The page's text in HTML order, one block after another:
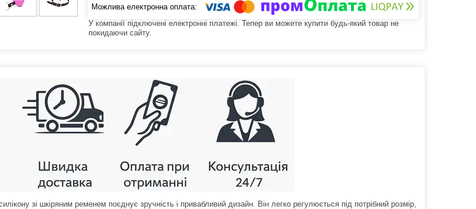
У компанії підключені електронні платежі. Тепер ви можете купити будь-який товар не
покидаючи сайту.
зі шкіряним ременем поєднує зручність і привабливий дизайн. Він легко регулюється під потрібний розмір,